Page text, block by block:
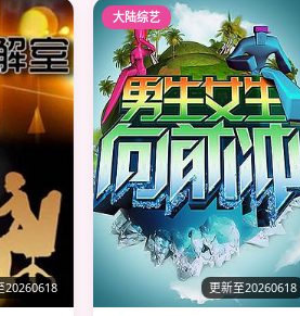
20260618
大陆综艺
更新至20260618